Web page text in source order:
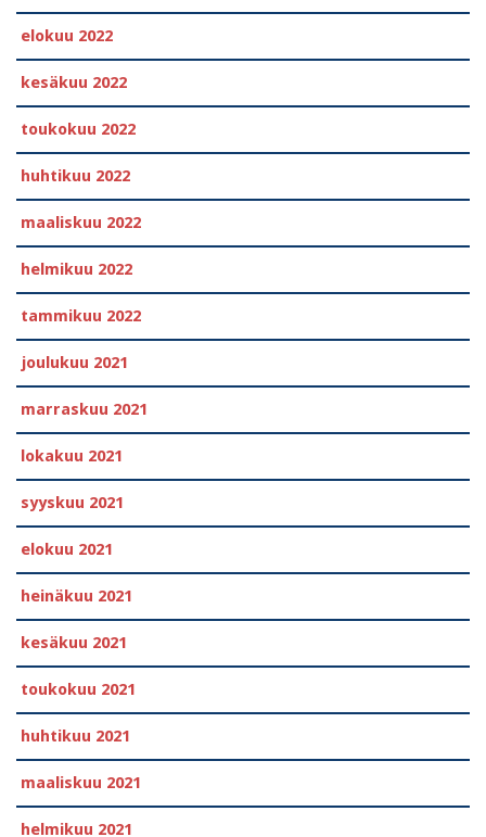
elokuu 2022
kesäkuu 2022
toukokuu 2022
huhtikuu 2022
maaliskuu 2022
helmikuu 2022
tammikuu 2022
joulukuu 2021
marraskuu 2021
lokakuu 2021
syyskuu 2021
elokuu 2021
heinäkuu 2021
kesäkuu 2021
toukokuu 2021
huhtikuu 2021
maaliskuu 2021
helmikuu 2021